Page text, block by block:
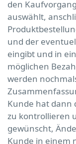
den
auswählt,
und der
eingibt und in
möglichen
werden
Kunde hat dann
zu kontrollieren
gewünscht,
Kunde in einem